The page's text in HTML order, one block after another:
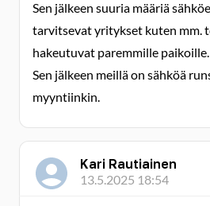
Sen jälkeen suuria määriä
tarvitsevat yritykset kuten mm.
hakeutuvat paremmille paikoille.
Sen jälkeen meillä on sähköä
myyntiinkin.
Kari Rautiainen
13.5.2025 18:54